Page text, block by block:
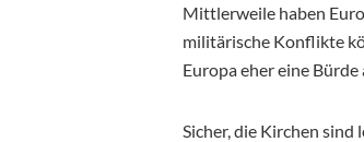
Mittlerweile haben
militärische Konflikte
Europa eher eine
Sicher, die Kirchen